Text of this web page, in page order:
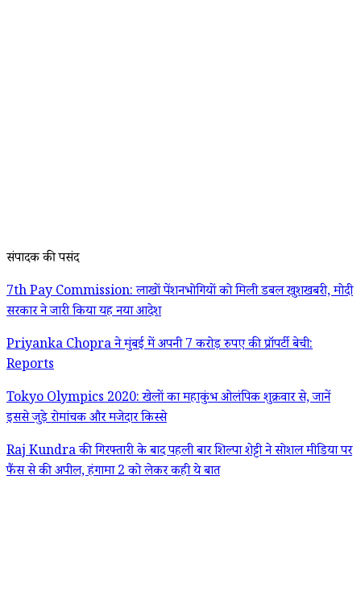
संपादक की पसंद
7th Pay Commission: लाखों पेंशनभोगियों को मिली डबल खुशखबरी, मोदी
सरकार ने जारी किया यह नया आदेश
Priyanka Chopra ने मुंबई में अपनी 7 करोड़ रुपए की प्रॉपर्टी बेची:
Reports
Tokyo Olympics 2020: खेलों का महाकुंभ ओलंपिक शुक्रवार से, जानें
इससे जुड़े रोमांचक और मजेदार किस्से
Raj Kundra की गिरफ्तारी के बाद पहली बार शिल्पा शेट्टी ने सोशल मीडिया पर
फैंस से की अपील, हंगामा 2 को लेकर कही ये बात